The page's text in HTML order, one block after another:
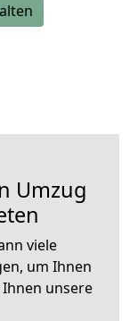
Umzug
viele
um Ihnen
unsere